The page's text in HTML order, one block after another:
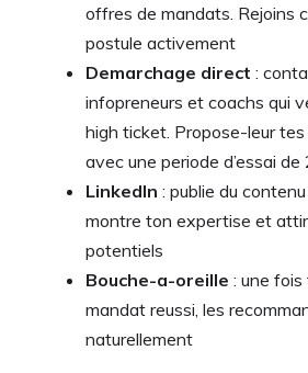
offres de mandats. Rejoins
postule activement
Demarchage direct :
infopreneurs et coachs qui
high ticket. Propose-leur
avec une periode d’essai de
LinkedIn : publie du
montre ton expertise et
potentiels
Bouche-a-oreille : une
mandat reussi, les
naturellement